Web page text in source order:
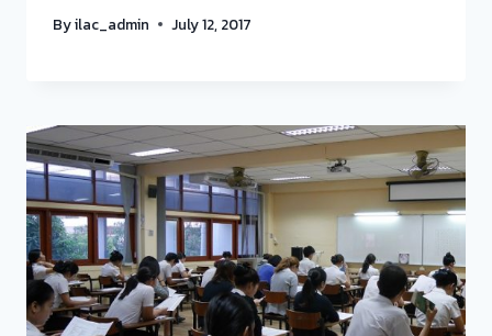
Byilac_admin July 12, 2017